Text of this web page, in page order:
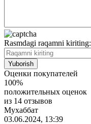
Rasmdagi raqamni kiriting:
Оценки покупателей
100%
положительных оценок
из 14 отзывов
Мухаббат
03.06.2024, 13:39